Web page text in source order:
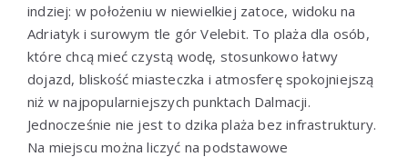
indziej: w położeniu w niewielkiej zatoce, widoku na
Adriatyk i surowym tle gór Velebit. To plaża dla osób,
które chcą mieć czystą wodę, stosunkowo łatwy
dojazd, bliskość miasteczka i atmosferę spokojniejszą
niż w najpopularniejszych punktach Dalmacji.
Jednocześnie nie jest to dzika plaża bez infrastruktury.
Na miejscu można liczyć na podstawowe